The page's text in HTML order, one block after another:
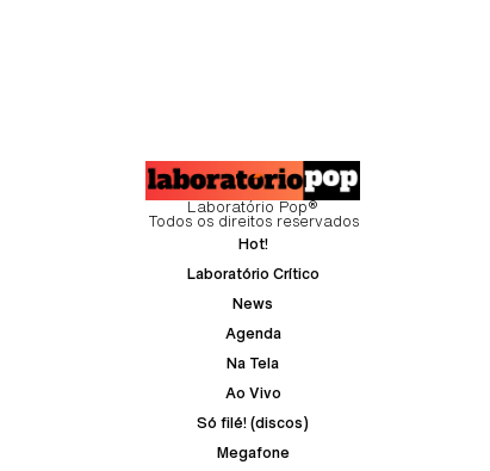
Laboratório Pop®
Todos os direitos reservados
Hot!
Laboratório Crítico
News
Agenda
Na Tela
Ao Vivo
Só filé! (discos)
Megafone